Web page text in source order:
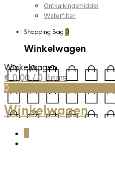
Ontkalkingsmiddel
Waterfilter
Shopping Bag 0
Winkelwagen
Winkelwagen
€ 0,00 / 0 items
0
Winkelwagen